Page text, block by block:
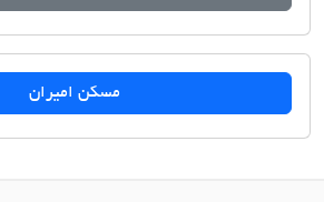
مسکن امیران